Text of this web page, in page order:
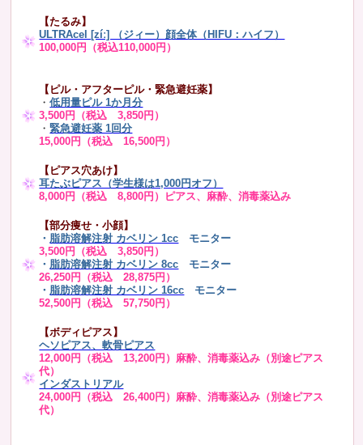
【たるみ】
ULTRAcel [zíː] （ジィー）顔全体（HIFU：ハイフ）
100,000円（税込110,000円）
【ピル・アフターピル・緊急避妊薬】
・低用量ピル 1か月分
3,500円（税込 3,850円）
・緊急避妊薬 1回分
15,000円（税込 16,500円）
【ピアス穴あけ】
耳たぶピアス（学生様は1,000円オフ）
8,000円（税込 8,800円）ピアス、麻酔、消毒薬込み
【部分痩せ・小顔】
・ 脂肪溶解注射 カベリン 1cc モニター
3,500円（税込 3,850円）
・ 脂肪溶解注射 カベリン 8cc モニター
26,250円（税込 28,875円）
・ 脂肪溶解注射 カベリン 16cc
モニター
52,500円（税込 57,750円）
【ボディピアス】
ヘソピアス、軟骨ピアス
12,000円（税込 13,200円）麻酔、消毒薬込み（別途ピアス
代）
インダストリアル
24,000円（税込 26,400円）麻酔、消毒薬込み（別途ピアス
代）